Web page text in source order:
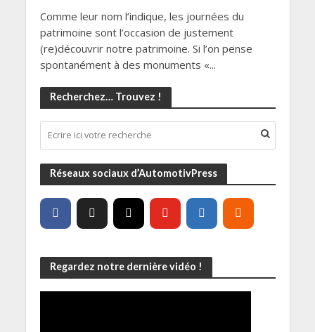
Comme leur nom l’indique, les journées du
patrimoine sont l’occasion de justement
(re)découvrir notre patrimoine. Si l’on pense
spontanément à des monuments «...
Recherchez… Trouvez !
Réseaux sociaux d’AutomotivPress
Regardez notre dernière vidéo !